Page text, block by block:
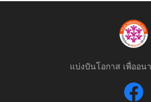
แบ่งปันโอกาส เพื่ออน